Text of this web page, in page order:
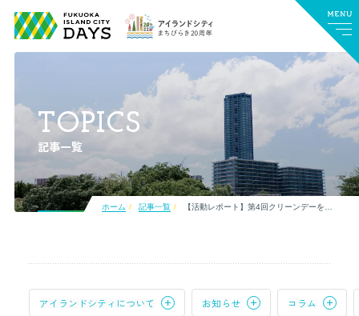
TOPICS
記事一覧
ホーム 記事一覧
アイランドシティについて お知らせ コラム